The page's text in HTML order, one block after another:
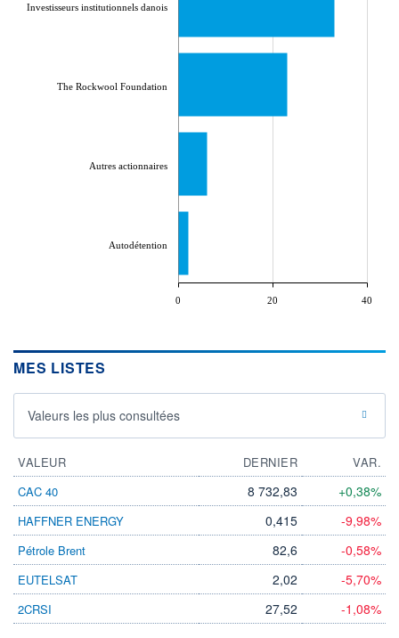
Investisseurs institutionnels danois
The Rockwool Foundation
Autres actionnaires
Autodétention
0 20 40
MES LISTES
Valeurs les plus consultées
VALEUR DERNIER
VAR.
CAC 40
8 732,83 +0,38%
HAFFNER ENERGY 0,415 -9,98%
Pétrole Brent 82,6 -0,58%
EUTELSAT 2,02 -5,70%
2CRSI 27,52 -1,08%